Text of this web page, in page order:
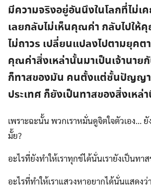
มีความจริงอยู่อันนึงในโลกที่ไม่เ
เลยกลับไม่เห็นคุณค่า กลับไปให้
ไม่ถาวร เปลี่ยนแปลงไปตามยุคต
คุณค่าสิ่งเหล่านั้นมาเป็นเจ้านาย
ก็ทาสของมัน คนตั้งแต่ชั้นปัญญา
ประเทศ ก็ยังเป็นทาสของสิ่งเหล่
เพราะฉะนั้น พวกเราหมั่นดูจิตใจตัวเอง…
มั้ย?
อะไรที่ยังทำให้เราทุกข์ได้นั่นเรายังเป็นทา
อะไรที่ทำให้เราแสวงหาอยากได้นั่นแสดงว่